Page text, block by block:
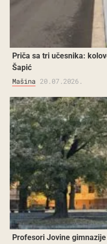
Priča sa tri učesnika:
Šapić
Mašina 20.07.2026.
Profesori Jovine